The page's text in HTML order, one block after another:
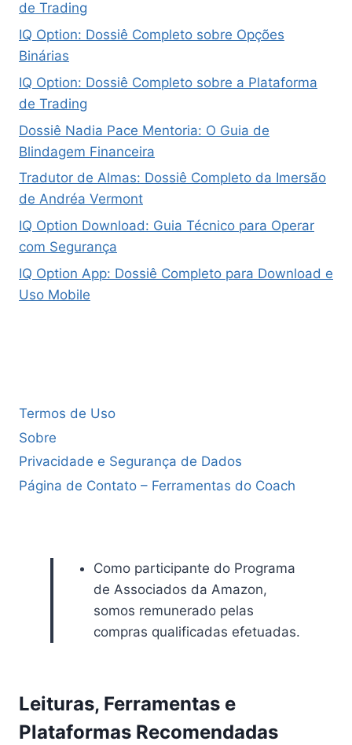
de Trading
IQ Option: Dossiê Completo sobre Opções
Binárias
IQ Option: Dossiê Completo sobre a Plataforma
de Trading
Dossiê Nadia Pace Mentoria: O Guia de
Blindagem Financeira
Tradutor de Almas: Dossiê Completo da Imersão
de Andréa Vermont
IQ Option Download: Guia Técnico para Operar
com Segurança
IQ Option App: Dossiê Completo para Download e
Uso Mobile
Termos de Uso
Sobre
Privacidade e Segurança de Dados
Página de Contato – Ferramentas do Coach
Como participante do Programa
de Associados da Amazon,
somos remunerado pelas
compras qualificadas efetuadas.
Leituras, Ferramentas e
Plataformas Recomendadas